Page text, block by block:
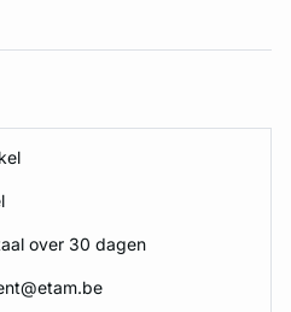
over 30 dagen